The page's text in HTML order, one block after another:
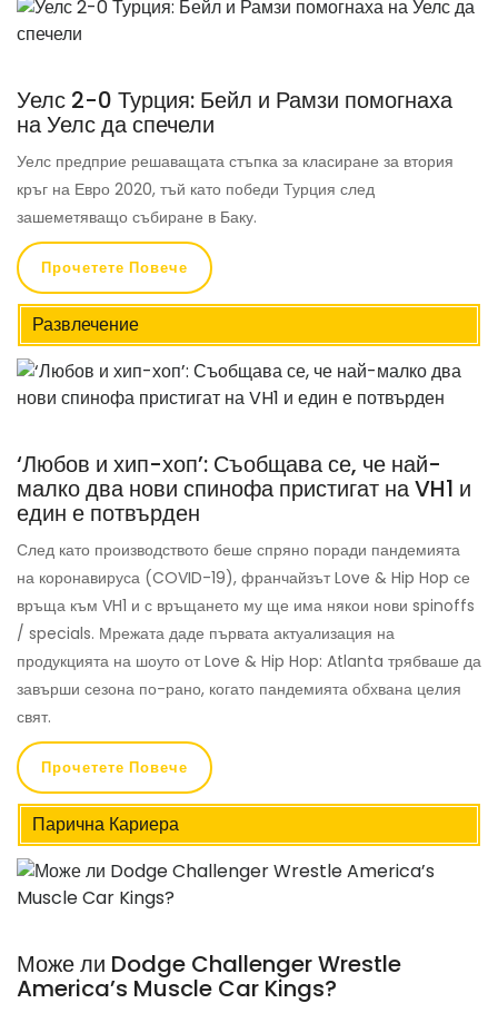
Уелс 2-0 Турция: Бейл и Рамзи помогнаха
на Уелс да спечели
Уелс предприе решаващата стъпка за класиране за втория
кръг на Евро 2020, тъй като победи Турция след
зашеметяващо събиране в Баку.
Прочетете Повече
Развлечение
‘Любов и хип-хоп’: Съобщава се, че най-
малко два нови спинофа пристигат на VH1 и
един е потвърден
След като производството беше спряно поради пандемията
на коронавируса (COVID-19), франчайзът Love & Hip Hop се
връща към VH1 и с връщането му ще има някои нови spinoffs
/ specials. Мрежата даде първата актуализация на
продукцията на шоуто от Love & Hip Hop: Atlanta трябваше да
завърши сезона по-рано, когато пандемията обхвана целия
свят.
Прочетете Повече
Парична Кариера
Може ли Dodge Challenger Wrestle
America’s Muscle Car Kings?